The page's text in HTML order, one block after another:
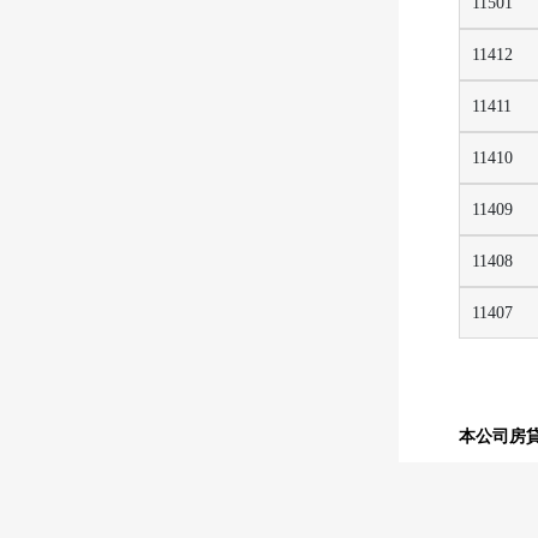
11412
11411
11410
11409
11408
11407
本公司房